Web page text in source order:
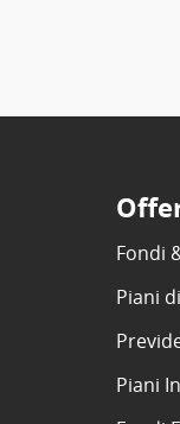
Fondi
Piani
Piani